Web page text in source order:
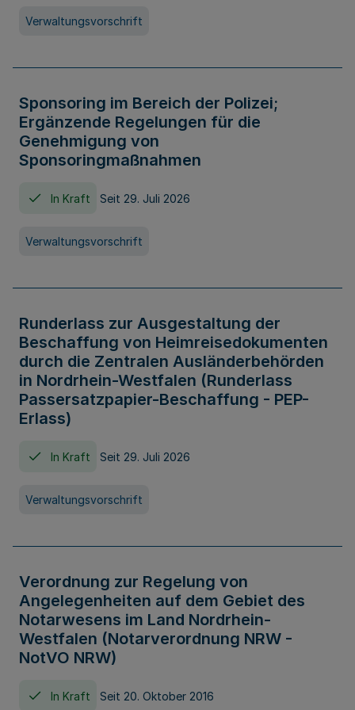
Verwaltungsvorschrift
Sponsoring im Bereich der Polizei;
Ergänzende Regelungen für die
Genehmigung von
Sponsoringmaßnahmen
In Kraft Seit 29. Juli 2026
Verwaltungsvorschrift
Runderlass zur Ausgestaltung der
Beschaffung von Heimreisedokumenten
durch die Zentralen Ausländerbehörden
in Nordrhein-Westfalen (Runderlass
Passersatzpapier-Beschaffung - PEP-
Erlass)
In Kraft Seit 29. Juli 2026
Verwaltungsvorschrift
Verordnung zur Regelung von
Angelegenheiten auf dem Gebiet des
Notarwesens im Land Nordrhein-
Westfalen (Notarverordnung NRW -
NotVO NRW)
In Kraft Seit 20. Oktober 2016